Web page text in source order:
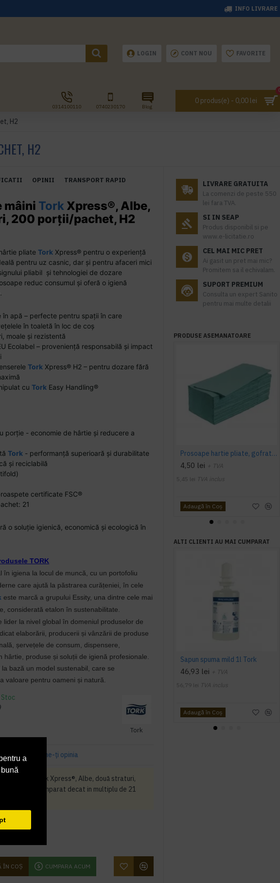
a
INFO LIVRARE
LOGIN CONT NOU FAVORITE
0314100110 0740230170 Blog
0 produs(e) - 0,00 lei
H2
H2
OPINII TRANSPORT RAPID
mâini Tork Xpress®, Albe,
200 porții/pachet, H2
pliateTork Xpress® pentru o experiență
pentru uz casnic, dar și pentru afaceri mici
pliabil și tehnologiei de dozare
reduc consumul și oferă o igienă
în apă – perfecte pentru spații în care
în toaletă în loc de coș
moale și rezistentă
Ecolabel – proveniență responsabilă și impact
Tork Xpress® H2 – pentru dozare fără
cuTork Easy Handling®
porție - economie de hârtie și reducere a
Tork - performanță superioară și durabilitate
și reciclabilă
certificate FSC®
21
o soluție igienică, economică și ecologică în
TORK
în igiena la locul de muncă, cu un portofoliu
care ajută la păstrarea curățeniei, în cele
este marcă a grupului Essity, una dintre cele mai
considerată etalon în sustenabilitate.
lider la nivel global în domeniul produselor de
elaborării, producerii și vânzării de produse
șervețele de consum, dispensere,
hârtie, produse și soluții de igienă profesionale.
bază un model sustenabil, care se
valoare pentru oameni și natură.
Tork
0 note. Spune-ţi opinia
ÎN COŞ CUMPARA ACUM
de mâini Tork Xpress®, Albe, două straturi,
nu poate fi cumparat decat in multiplu de 21
LIVRARE GRATUITA
La comenzi de peste 550
lei fara TVA.
SI IN SEAP
Produs disponibil si pe
www.e-licitatie.ro
CEL MAI MIC PRET
Ai gasit un pret mai mic?
Promitem sa il echivalam.
SUPORT PREMIUM
Consulta un expert Sanito
pentru mai multe detalii
PRODUSE ASEMANATOARE
Prosoape hartie pliate, gofrate, verzi, 25 x 23 cm, V fold, 1 strat, AQAS, 250 buc/pachet
4,50 lei + TVA
5,45 lei TVA inclus
Adaugă în Coş
ALTI CLIENTI AU MAI CUMPARAT
Sapun spuma mild 1l Tork
46,93 lei + TVA
56,79 lei TVA inclus
Adaugă în Coş